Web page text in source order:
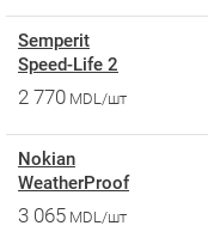
Semperit
Speed-Life 2
2 770 MDL/шт
Nokian
WeatherProof
3 065 MDL/шт